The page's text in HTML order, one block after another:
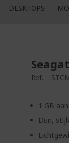
DESKTOPS
Ref.
1 GB
Dun,